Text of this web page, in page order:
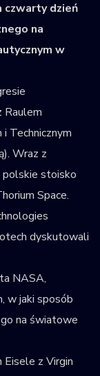
czwarty dzień
na
w
Raulem
Technicznym
Wraz z
polskie stoisko
Space.
dyskutowali
NASA,
w jaki sposób
na światowe
z Virgin